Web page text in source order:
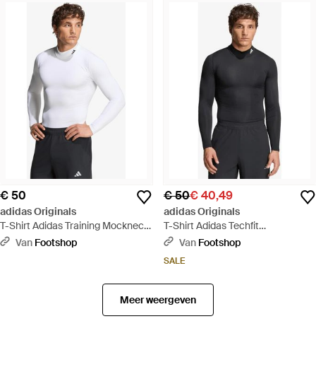
€ 50
adidas Originals
T-Shirt Adidas Training Mockneck
Long Sleeve T-Shirt - Wit
Van Footshop
€ 50€ 40,49
adidas Originals
T-Shirt Adidas Techfit
Compression Training Mock Neck
Van Footshop
SALE
Meer weergeven